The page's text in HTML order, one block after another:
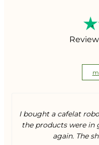
I bought a cafelat
the products were in
again. The